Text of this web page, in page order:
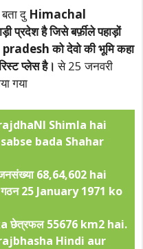
दु Himachal
प्रदेश है जिसे बर्फ़ीले पहाड़ों
को देवो की भूमि कहा
प्लेस है।से 25 जनवरी
गया
Shimla hai
bada Shahar
68,64,602 hai
25 January 1971 ko
छेत्रफल 55676 km2 hai.
Hindi aur